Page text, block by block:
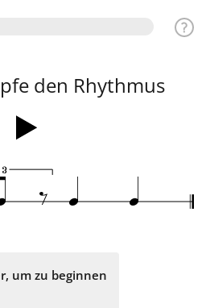
den Rhythmus
‰
3
q q
um zu beginnen